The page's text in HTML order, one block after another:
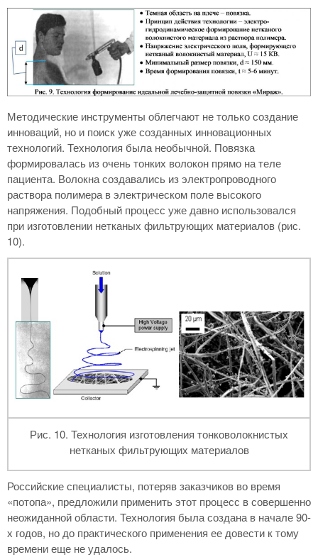
Методические инструменты облегчают не только создание
инноваций, но и поиск уже созданных инновационных
технологий. Технология была необычной. Повязка
формировалась из очень тонких волокон прямо на теле
пациента. Волокна создавались из электропроводного
раствора полимера в электрическом поле высокого
напряжения. Подобный процесс уже давно использовался
при изготовлении нетканых фильтрующих материалов (рис.
10).
Рис. 10. Технология изготовления тонковолокнистых
нетканых фильтрующих материалов
Российские специалисты, потеряв заказчиков во время
«потопа», предложили применить этот процесс в совершенно
неожиданной области. Технология была создана в начале 90-
х годов, но до практического применения ее довести к тому
времени еще не удалось.